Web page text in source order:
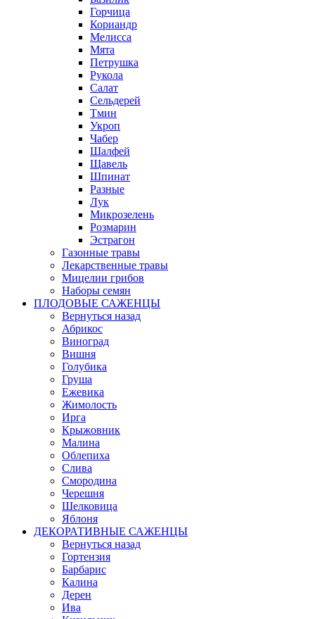
Горчица
Кориандр
Мелисса
Мята
Петрушка
Рукола
Салат
Сельдерей
Тмин
Укроп
Чабер
Шалфей
Щавель
Шпинат
Разные
Лук
Микрозелень
Розмарин
Эстрагон
Газонные травы
Лекарственные травы
Мицелии грибов
Наборы семян
ПЛОДОВЫЕ САЖЕНЦЫ
Вернуться назад
Абрикос
Виноград
Вишня
Голубика
Груша
Ежевика
Жимолость
Ирга
Крыжовник
Малина
Облепиха
Слива
Смородина
Черешня
Шелковица
Яблоня
ДЕКОРАТИВНЫЕ САЖЕНЦЫ
Вернуться назад
Гортензия
Барбарис
Калина
Дерен
Ива